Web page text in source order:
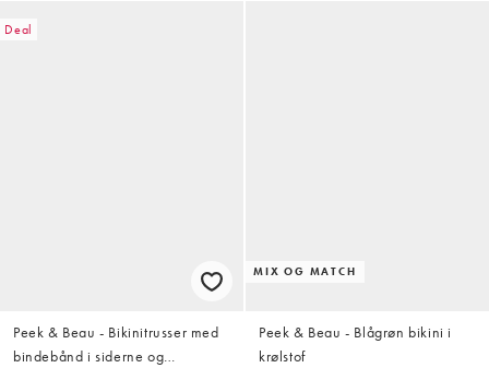
Deal
Peek & Beau - Bikinitrusser med
bindebånd i siderne og
MIX OG MATCH
Peek & Beau - Blågrøn bikini i
krølstof